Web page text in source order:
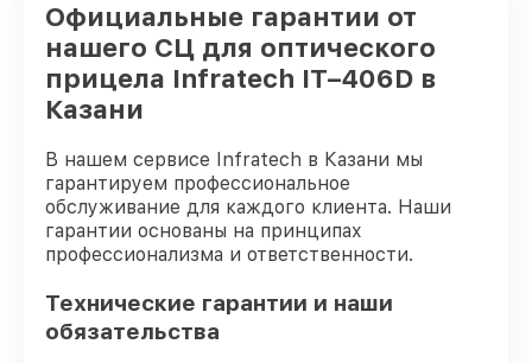
Официальные гарантии от
нашего СЦ для оптического
прицела Infratech IT–406D в
Казани
В нашем сервисе Infratech в Казани мы
гарантируем профессиональное
обслуживание для каждого клиента. Наши
гарантии основаны на принципах
профессионализма и ответственности.
Технические гарантии и наши
обязательства